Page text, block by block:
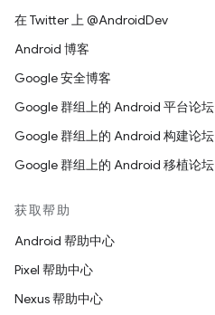
在 Twitter 上 @AndroidDev
Android 博客
Google 安全博客
Google 群组上的 Android 平台论坛
Google 群组上的 Android 构建论坛
Google 群组上的 Android 移植论坛
获取帮助
Android 帮助中心
Pixel 帮助中心
Nexus 帮助中心